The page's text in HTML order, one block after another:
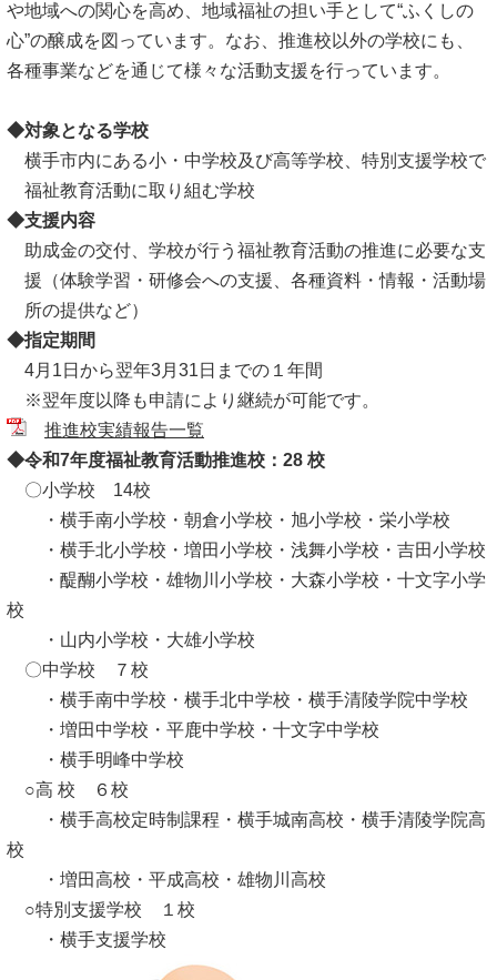
や地域への関心を高め、地域福祉の担い手として“ふくしの
心”の醸成を図っています。なお、推進校以外の学校にも、
各種事業などを通じて様々な活動支援を行っています。
◆対象となる学校
横手市内にある小・中学校及び高等学校、特別支援学校で
福祉教育活動に取り組む学校
◆支援内容
助成金の交付、学校が行う福祉教育活動の推進に必要な支
援（体験学習・研修会への支援、各種資料・情報・活動場
所の提供など）
◆指定期間
4月1日から翌年3月31日までの１年間
※翌年度以降も申請により継続が可能です。
推進校実績報告一覧
◆令和7年度福祉教育活動推進校：28 校
〇小学校 14校
・横手南小学校・朝倉小学校・旭小学校・栄小学校
・横手北小学校・増田小学校・浅舞小学校・吉田小学校
・醍醐小学校・雄物川小学校・大森小学校・十文字小学
校
・山内小学校・大雄小学校
〇中学校 ７校
・横手南中学校・横手北中学校・横手清陵学院中学校
・増田中学校・平鹿中学校・十文字中学校
・横手明峰中学校
○高 校 ６校
・横手高校定時制課程・横手城南高校・横手清陵学院高
校
・増田高校・平成高校・雄物川高校
○特別支援学校 １校
・横手支援学校